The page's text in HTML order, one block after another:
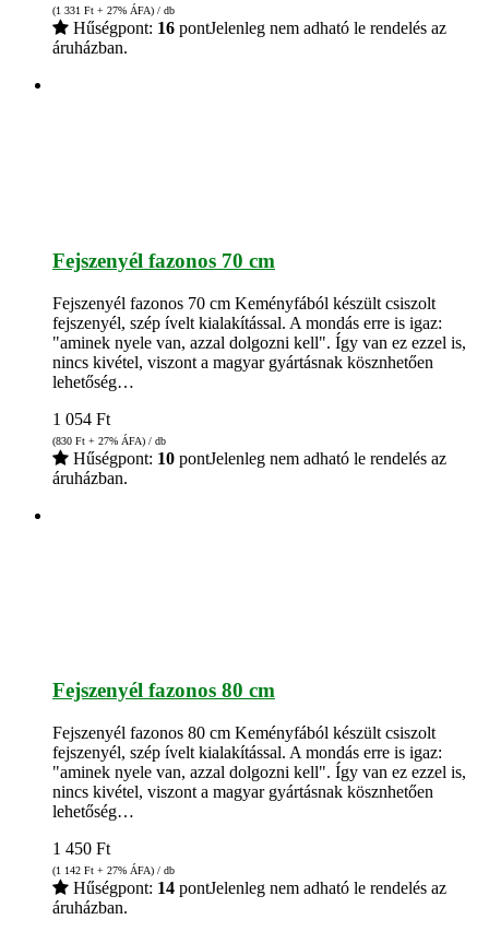
(1 331 Ft + 27% ÁFA) / db
Hűségpont: 16 pontJelenleg nem adható le rendelés az
áruházban.
Fejszenyél fazonos 70 cm
Fejszenyél fazonos 70 cm Keményfából készült csiszolt
fejszenyél, szép ívelt kialakítással. A mondás erre is igaz:
"aminek nyele van, azzal dolgozni kell". Így van ez ezzel is,
nincs kivétel, viszont a magyar gyártásnak kösznhetően
lehetőség…
1 054 Ft
(830 Ft + 27% ÁFA) / db
Hűségpont: 10 pontJelenleg nem adható le rendelés az
áruházban.
Fejszenyél fazonos 80 cm
Fejszenyél fazonos 80 cm Keményfából készült csiszolt
fejszenyél, szép ívelt kialakítással. A mondás erre is igaz:
"aminek nyele van, azzal dolgozni kell". Így van ez ezzel is,
nincs kivétel, viszont a magyar gyártásnak kösznhetően
lehetőség…
1 450 Ft
(1 142 Ft + 27% ÁFA) / db
Hűségpont: 14 pontJelenleg nem adható le rendelés az
áruházban.